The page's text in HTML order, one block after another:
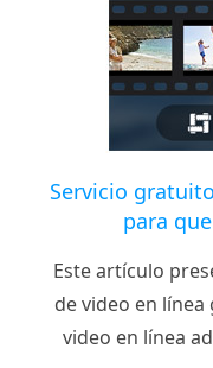
Servicio
para
Este artículo
de video en
video en línea